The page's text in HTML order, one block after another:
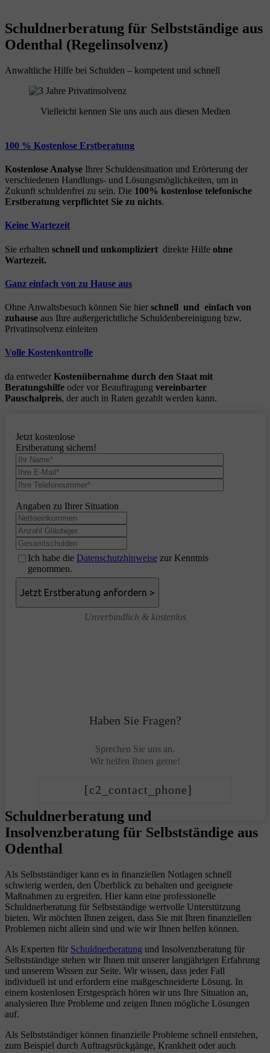
Schuldnerberatung für Selbstständige aus
Odenthal (Regelinsolvenz)
Anwaltliche Hilfe bei Schulden – kompetent und schnell
Vielleicht kennen Sie uns auch aus diesen Medien
100 % Kostenlose Erstberatung
Kostenlose Analyse Ihrer Schuldensituation und Erörterung der
verschiedenen Handlungs- und Lösungsmöglichkeiten, um in
Zukunft schuldenfrei zu sein. Die 100% kostenlose telefonische
Erstberatung verpflichtet Sie zu nichts.
Keine Wartezeit
Sie erhalten schnell und unkompliziert direkte Hilfe ohne
Wartezeit.
Ganz einfach von zu Hause aus
Ohne Anwaltsbesuch können Sie hier schnell und einfach von
zuhause aus Ihre außergerichtliche Schuldenbereinigung bzw.
Privatinsolvenz einleiten
Volle Kostenkontrolle
da entweder Kostenübernahme durch den Staat mit
Beratungshilfe oder vor Beauftragung vereinbarter
Pauschalpreis, der auch in Raten gezahlt werden kann.
Jetzt kostenlose
Erstberatung sichern!
Angaben zu Ihrer Situation
Ich habe die Datenschutzhinweise zur Kenntnis
genommen.
Unverbindlich & kostenlos
Haben Sie Fragen?
Sprechen Sie uns an.
Wir helfen Ihnen gerne!
[c2_contact_phone]
Schuldnerberatung und
Insolvenzberatung für Selbstständige aus
Odenthal
Als Selbstständiger kann es in finanziellen Notlagen schnell
schwierig werden, den Überblick zu behalten und geeignete
Maßnahmen zu ergreifen. Hier kann eine professionelle
Schuldnerberatung für Selbstständige wertvolle Unterstützung
bieten. Wir möchten Ihnen zeigen, dass Sie mit Ihren finanziellen
Problemen nicht allein sind und wie wir Ihnen helfen können.
Als Experten für Schuldnerberatung und Insolvenzberatung für
Selbstständige stehen wir Ihnen mit unserer langjährigen Erfahrung
und unserem Wissen zur Seite. Wir wissen, dass jeder Fall
individuell ist und erfordern eine maßgeschneiderte Lösung. In
einem kostenlosen Erstgespräch hören wir uns Ihre Situation an,
analysieren Ihre Probleme und zeigen Ihnen mögliche Lösungen
auf.
Als Selbstständiger können finanzielle Probleme schnell entstehen,
zum Beispiel durch Auftragsrückgänge, Krankheit oder auch